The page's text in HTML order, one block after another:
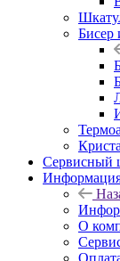
Бисер
Сервисный
О